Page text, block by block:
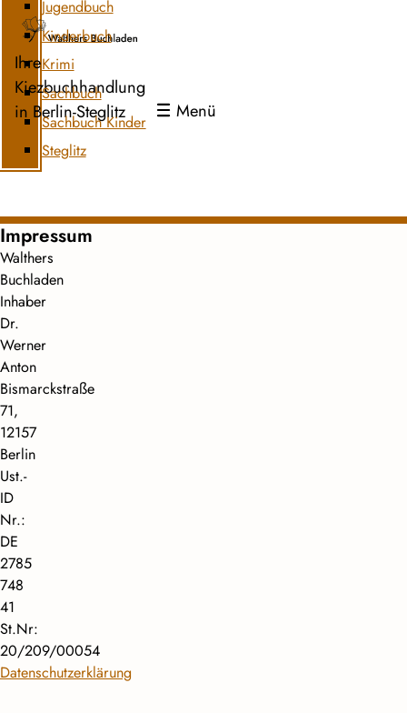
Ihre
Kiezbuchhandlung
in Berlin-Steglitz
Menü
Jugendbuch
Kinderbuch
Krimi
Sachbuch
Sachbuch Kinder
Steglitz
Impressum
Walthers
Buchladen
Inhaber
Dr.
Werner
Anton
Bismarckstraße
71,
12157
Berlin
Ust.-
ID
Nr.:
DE
2785
748
41
St.Nr:
20/209/00054
Datenschutzerklärung